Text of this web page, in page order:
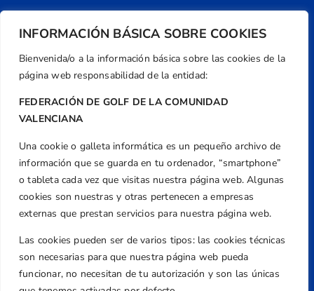
INFORMACIÓN BÁSICA SOBRE COOKIES
Bienvenida/o a la información básica sobre las cookies de la
página web responsabilidad de la entidad:
FEDERACIÓN DE GOLF DE LA COMUNIDAD
VALENCIANA
Una cookie o galleta informática es un pequeño archivo de
información que se guarda en tu ordenador, “smartphone”
o tableta cada vez que visitas nuestra página web. Algunas
cookies son nuestras y otras pertenecen a empresas
externas que prestan servicios para nuestra página web.
Las cookies pueden ser de varios tipos: las cookies técnicas
son necesarias para que nuestra página web pueda
funcionar, no necesitan de tu autorización y son las únicas
Dirección
Centre de L´Esport, Carrer d'Isaac Peral i
Caballero, Nº 5, Despachos 2 y 3, 46980,
Valencia
+34 961 367 799
Email